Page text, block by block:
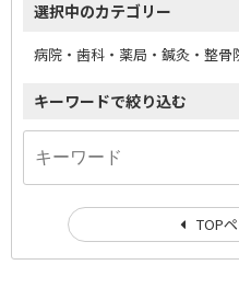
選択中のカテゴリー
病院・歯科・薬局・鍼灸・整
キーワードで絞り込む
TOP